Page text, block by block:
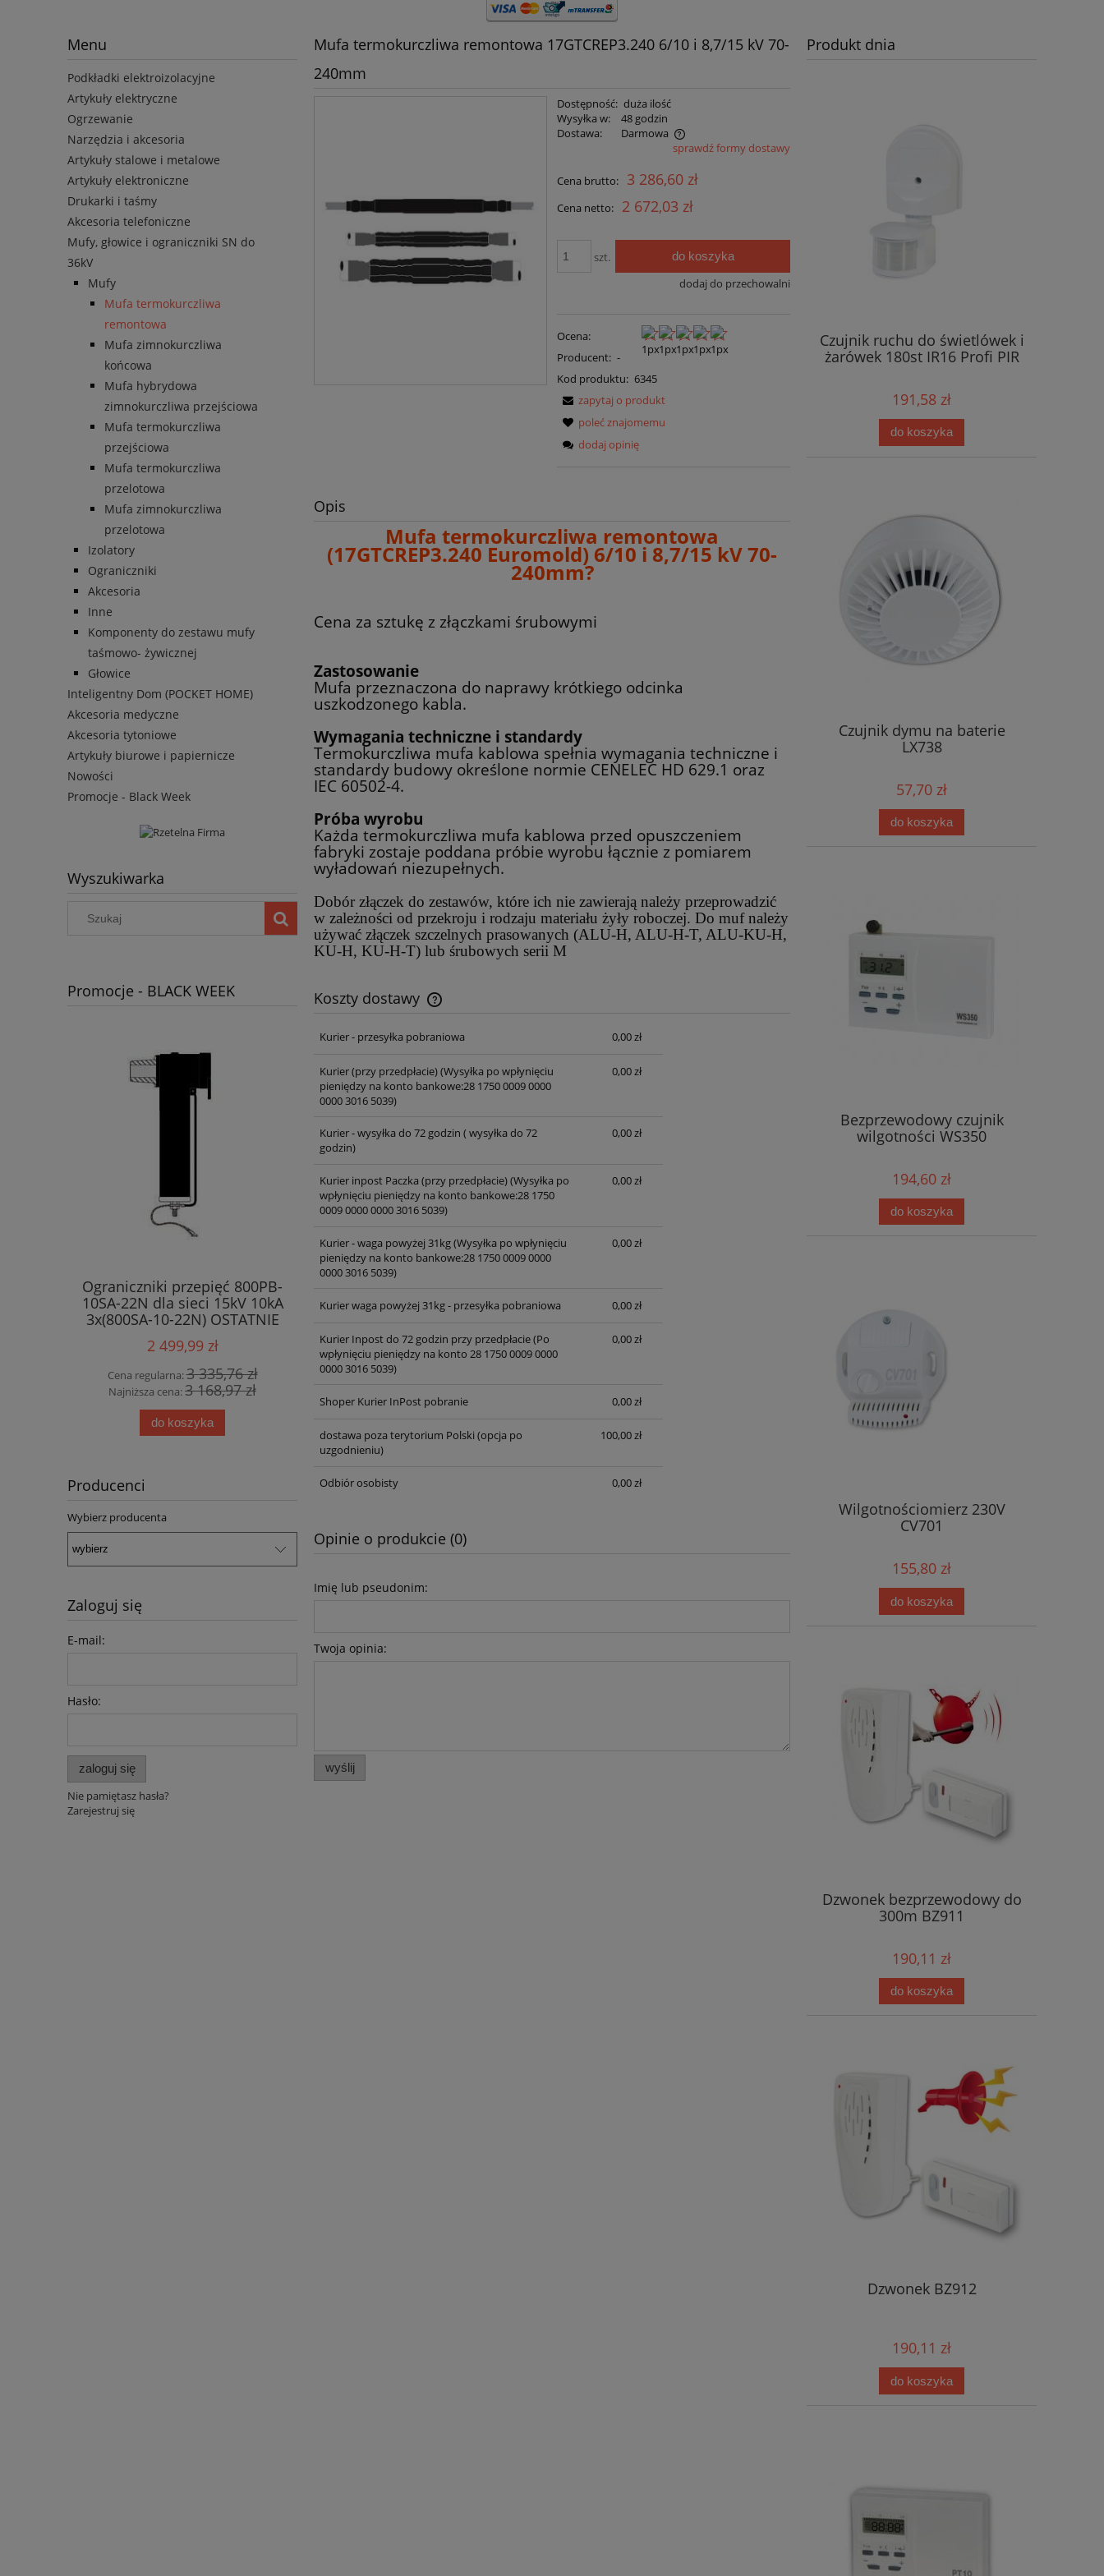
Menu
Podkładki elektroizolacyjne
Artykuły elektryczne
Ogrzewanie
Narzędzia i akcesoria
Artykuły stalowe i metalowe
Artykuły elektroniczne
Drukarki i taśmy
Akcesoria telefoniczne
Mufy, głowice i ograniczniki SN do
36kV
Mufy
Mufa termokurczliwa
remontowa
Mufa zimnokurczliwa
końcowa
Mufa hybrydowa
zimnokurczliwa przejściowa
Mufa termokurczliwa
przejściowa
Mufa termokurczliwa
przelotowa
Mufa zimnokurczliwa
przelotowa
Izolatory
Ograniczniki
Akcesoria
Inne
Komponenty do zestawu mufy
taśmowo- żywicznej
Głowice
Inteligentny Dom (POCKET HOME)
Akcesoria medyczne
Akcesoria tytoniowe
Artykuły biurowe i papiernicze
Nowości
Promocje - Black Week
Wyszukiwarka
Promocje - BLACK WEEK
Ograniczniki przepięć 800PB-
10SA-22N dla sieci 15kV 10kA
3x(800SA-10-22N) OSTATNIE
2 499,99 zł
Cena regularna:3 335,76 zł
Najniższa cena:3 168,97 zł
do koszyka
Producenci
Wybierz producenta
Zaloguj się
E-mail:
Hasło:
zaloguj się
Nie pamiętasz hasła?
Zarejestruj się
Mufa termokurczliwa remontowa 17GTCREP3.240 6/10 i 8,7/15 kV 70-
240mm
Dostępność: duża ilość
Wysyłka w:
48 godzin
Dostawa:
Darmowa
sprawdź formy dostawy
Cena brutto: 3 286,60 zł
Cena netto: 2 672,03 zł
szt. do koszyka
dodaj do przechowalni
Ocena:
Producent: -
Kod produktu: 6345
zapytaj o produkt
poleć znajomemu
dodaj opinię
Opis
Mufa termokurczliwa remontowa
(17GTCREP3.240 Euromold) 6/10 i 8,7/15 kV 70-
240mm?
Cena za sztukę z złączkami śrubowymi
Zastosowanie
Mufa przeznaczona do naprawy krótkiego odcinka
uszkodzonego kabla.
Wymagania techniczne i standardy
Termokurczliwa mufa kablowa spełnia wymagania techniczne i
standardy budowy określone normie CENELEC HD 629.1 oraz
IEC 60502-4.
Próba wyrobu
Każda termokurczliwa mufa kablowa przed opuszczeniem
fabryki zostaje poddana próbie wyrobu łącznie z pomiarem
wyładowań niezupełnych.
Dobór złączek do zestawów, które ich nie zawierają należy przeprowadzić
w zależności od przekroju i rodzaju materiału żyły roboczej. Do muf należy
używać złączek szczelnych prasowanych (ALU-H, ALU-H-T, ALU-KU-H,
KU-H, KU-H-T) lub śrubowych serii M
Koszty dostawy
Cena nie zawiera ewentualnych kosztów
Kurier - przesyłka pobraniowa 0,00 zł
Kurier (przy przedpłacie)(Wysyłka po wpłynięciu
pieniędzy na konto bankowe:28 1750 0009 0000
0000 3016 5039)
0,00 zł
Kurier - wysyłka do 72 godzin ( wysyłka do 72
godzin)
0,00 zł
Kurier inpost Paczka (przy przedpłacie)(Wysyłka po
wpłynięciu pieniędzy na konto bankowe:28 1750
0009 0000 0000 3016 5039)
0,00 zł
Kurier - waga powyżej 31kg(Wysyłka po wpłynięciu
pieniędzy na konto bankowe:28 1750 0009 0000
0000 3016 5039)
0,00 zł
Kurier waga powyżej 31kg - przesyłka pobraniowa 0,00 zł
Kurier Inpost do 72 godzin przy przedpłacie(Po
wpłynięciu pieniędzy na konto 28 1750 0009 0000
0000 3016 5039)
0,00 zł
Shoper Kurier InPost pobranie 0,00 zł
dostawa poza terytorium Polski (opcja po
uzgodnieniu)
100,00 zł
Odbiór osobisty 0,00 zł
Opinie o produkcie (0)
Imię lub pseudonim:
Twoja opinia:
wyślij
Produkt dnia
Czujnik ruchu do świetlówek i
żarówek 180st IR16 Profi PIR
191,58 zł
do koszyka
Czujnik dymu na baterie
LX738
57,70 zł
do koszyka
Bezprzewodowy czujnik
wilgotności WS350
194,60 zł
do koszyka
Wilgotnościomierz 230V
CV701
155,80 zł
do koszyka
Dzwonek bezprzewodowy do
300m BZ911
190,11 zł
do koszyka
Dzwonek BZ912
190,11 zł
do koszyka